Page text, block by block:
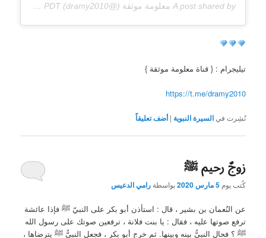
A post shared by معلومة موثقة (@dramy2010) on
Mar 11, 2020 at 2:27am PDT
تيليجرام : { قناة معلومة موثقة }
https://t.me/dramy2010
نُشِرت في السيرة النبوية |أضف تعليقاً
زوجٌ رحيم ﷺ
كُتب يوم5 مارس 2020 بواسطةرامي الدعيس
عن النُعمان بن بشير ، قال : استأذن أبو بكر على النبيّ ﷺ فإذا عائشة
ترفع صوتها عليه ، فقال : يا بنت فلانة ، ترفعين صوتك على رسول الله
ﷺ ؟ فحال النبيُّ بينه وبينها. ثم خرج أبو بكر ، فجعل النبيُّ ﷺ يترضاها ،